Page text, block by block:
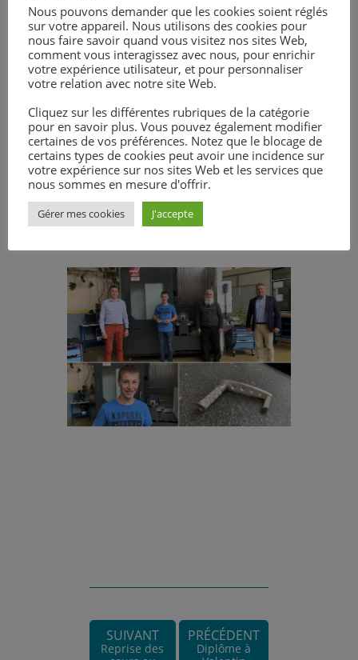
lycées professionnels, Emilien a pu
terminer son ensemble et être
présenté au jury de l’épreuve
départementale. Il a décroché la
participation au concours en 2016,
les élèves de la section Technicien
d’Usinage ont toujours obtenu la
médaille d’or au niveau national.
Nous souhaitons donc, la même
réussite que ces prédécesseurs, à
Emilien !
SUIVANT
Reprise des
PRÉCÉDENT
Diplôme à
Nous pouvons demander que les cookies soient réglés
sur votre appareil. Nous utilisons des cookies pour
nous faire savoir quand vous visitez nos sites Web,
comment vous interagissez avec nous, pour enrichir
votre expérience utilisateur, et pour personnaliser
votre relation avec notre site Web.
Cliquez sur les différentes rubriques de la catégorie
pour en savoir plus. Vous pouvez également modifier
certaines de vos préférences. Notez que le blocage de
certains types de cookies peut avoir une incidence sur
votre expérience sur nos sites Web et les services que
nous sommes en mesure d'offrir.
Gérer mes cookies J'accepte